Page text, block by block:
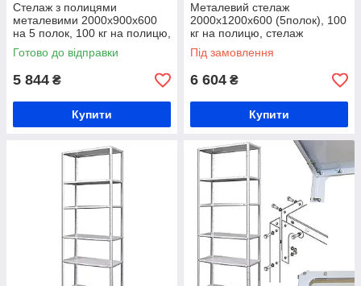
Стелаж з полицями
металевими 2000х900х600
на 5 полок, 100 кг на полицю,
металевий торговий стелаж
Готово до відправки
5 844 ₴
Купити
Металевий стелаж
2000х1200х600 (5полок), 100
кг на полицю, стелаж
торговий, складський,
аптечний, лабораторний
Під замовлення
6 604 ₴
Купити